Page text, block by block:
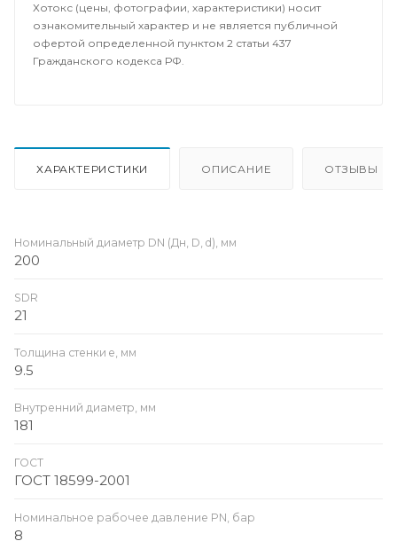
Хотокс (цены, фотографии, характеристики) носит
ознакомительный характер и не является публичной
офертой определенной пунктом 2 статьи 437
Гражданского кодекса РФ.
ХАРАКТЕРИСТИКИ ОПИСАНИЕ ОТЗЫВЫ
Номинальный диаметр DN (Дн, D, d), мм
200
SDR
21
Толщина стенки e, мм
9.5
Внутренний диаметр, мм
181
ГОСТ
ГОСТ 18599-2001
Номинальное рабочее давление PN, бар
8